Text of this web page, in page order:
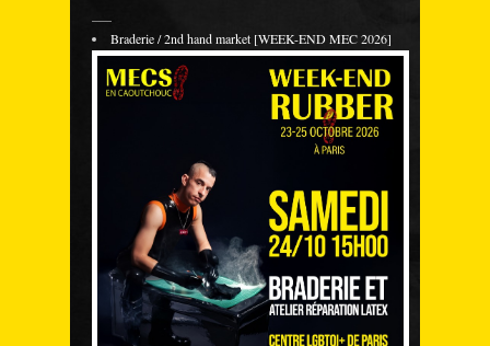
Braderie / 2nd hand market [WEEK-END MEC 2026]